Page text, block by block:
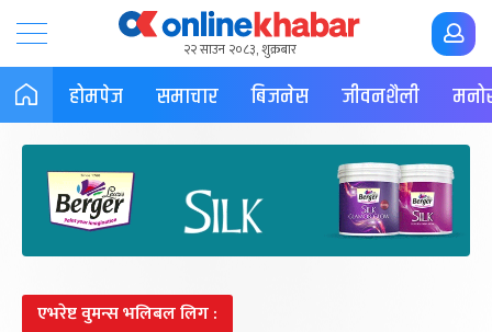
२२ साउन २०८३, शुक्रबार
होमपेज समाचार बिजनेस जीवनशैली
एभरेष्ट वुमन्स भलिबल लिग :